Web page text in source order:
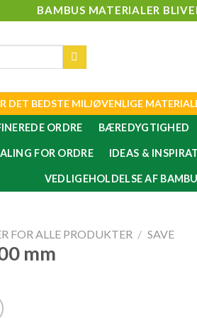
BAMBUS MATERIALER
DET BEDSTE MILJØVENLIGE
ORDRE BÆREDYGTIGHED
FOR ORDRE IDEAS &
VEDLIGEHOLDELSE AF
FOR ALLE PRODUKTER / SAVE
mm